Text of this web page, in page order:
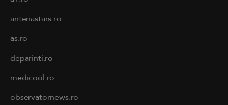
antenastars.ro
as.ro
deparinti.ro
medicool.ro
observatornews.ro